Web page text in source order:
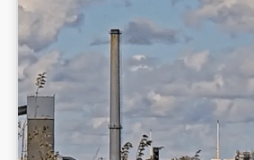
emissies analyseren. Bij
donker.